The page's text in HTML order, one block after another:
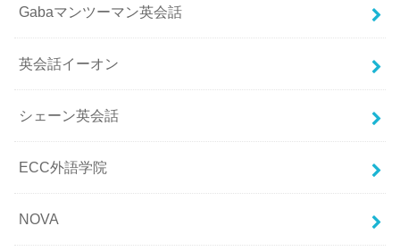
Gabaマンツーマン英会話
英会話イーオン
シェーン英会話
ECC外語学院
NOVA